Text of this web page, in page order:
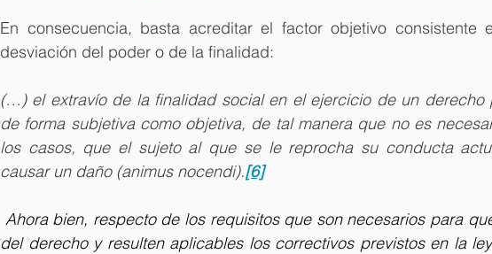
En consecuencia, basta acreditar el factor objetivo consistente
desviación del poder o de la finalidad:
(…) el extravío de la finalidad social en el ejercicio de un derecho
de forma subjetiva como objetiva, de tal manera que no es
los casos, que el sujeto al que se le reprocha su conducta
causar un daño (animus nocendi).[6]
Ahora bien, respecto de los requisitos que son necesarios para
del derecho y resulten aplicables los correctivos previstos en la